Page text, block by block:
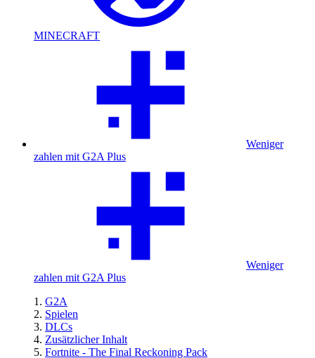
MINECRAFT
Weniger
zahlen mit G2A Plus
Weniger
zahlen mit G2A Plus
G2A
Spielen
DLCs
Zusätzlicher Inhalt
Fortnite - The Final Reckoning Pack